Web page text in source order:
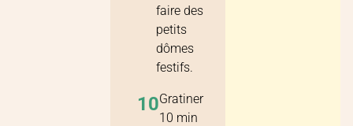
faire des
petits
dômes
festifs.
10Gratiner
10 min